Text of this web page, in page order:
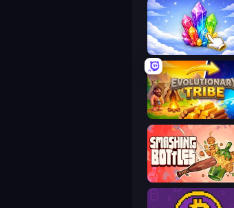
Crystalia Idle Clicker
Evolutionary Tribe
Smashing Bottles